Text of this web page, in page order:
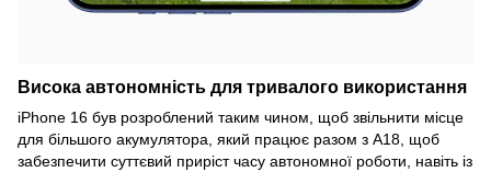
Висока автономність для тривалого використання
iPhone 16 був розроблений таким чином, щоб звільнити місце
для більшого акумулятора, який працює разом з A18, щоб
забезпечити суттєвий приріст часу автономної роботи, навіть із